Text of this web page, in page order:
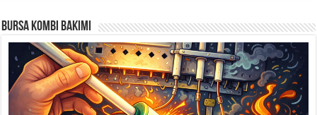
Bursa Kombi Bakımı